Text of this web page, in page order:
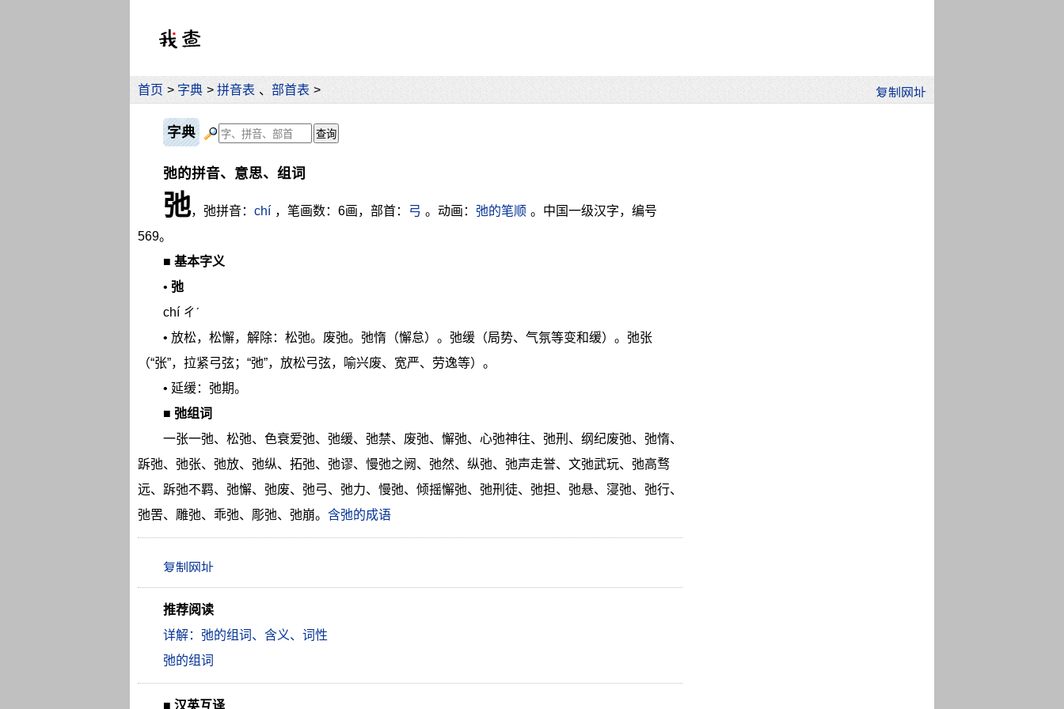
首页 > 字典 > 拼音表 、 部首表 >
字典
弛的拼音、意思、组词
弛，弛拼音： chí ，笔画数：6画，部首： 弓 。动画： 弛的笔顺 。中国一级汉字，编号
569。
■ 基本字义
• 弛
chí ㄔˊ
• 放松，松懈，解除：松弛。废弛。弛惰（懈怠）。弛缓（局势、气氛等变和缓）。弛张
（“张”，拉紧弓弦；“弛”，放松弓弦，喻兴废、宽严、劳逸等）。
• 延缓：弛期。
■ 弛组词
一张一弛、松弛、色衰爱弛、弛缓、弛禁、废弛、懈弛、心弛神往、弛刑、纲纪废弛、弛惰、
跅弛、弛张、弛放、弛纵、拓弛、弛谬、慢弛之阙、弛然、纵弛、弛声走誉、文弛武玩、弛高骛
远、跅弛不羁、弛懈、弛废、弛弓、弛力、慢弛、倾摇懈弛、弛刑徒、弛担、弛悬、寖弛、弛行、
弛罟、雕弛、乖弛、彫弛、弛崩。 含弛的成语
推荐阅读
详解：弛的组词、含义、词性
弛的组词
■ 汉英互译